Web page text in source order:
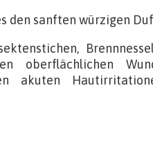
den sanften würzigen
oberflächlichen
akuten